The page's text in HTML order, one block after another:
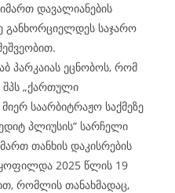
დავალიანების
განხორციელდეს საჯარო
პარკაიას ეცნობოს, რომ
„ქართული
საარბიტრაჟო საქმეზე
პლიუსის“ სარჩელი
თანხის დაკისრების
2025 წლის 19
რომლის თანახმადაც,